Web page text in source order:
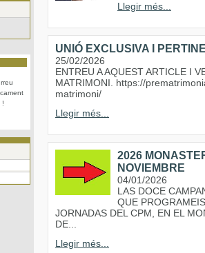
!
Llegir més...
UNIÓ EXCLUSIVA I
25/02/2026
ENTREU A AQUEST ARTICLE I
MATRIMONI. https://
matrimoni/
Llegir més...
2026
NOVIEMBRE
04/01/2026
LAS DOCE
QUE
JORNADAS DEL CPM, EN EL
DE...
Llegir més...